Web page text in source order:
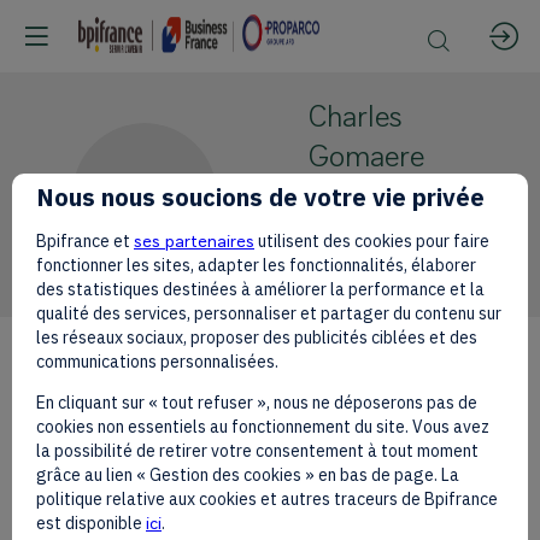
CG
Charles
Gomaere
Comité
Champagne
CEO
Nous nous soucions de votre vie privée
Bpifrance et ses partenaires utilisent des cookies pour faire
fonctionner les sites, adapter les fonctionnalités, élaborer
des statistiques destinées à améliorer la performance et la
qualité des services, personnaliser et partager du contenu sur
les réseaux sociaux, proposer des publicités ciblées et des
communications personnalisées.
En cliquant sur « tout refuser », nous ne déposerons pas de
cookies non essentiels au fonctionnement du site. Vous avez
la possibilité de retirer votre consentement à tout moment
grâce au lien « Gestion des cookies » en bas de page. La
politique relative aux cookies et autres traceurs de Bpifrance
est disponible ici.